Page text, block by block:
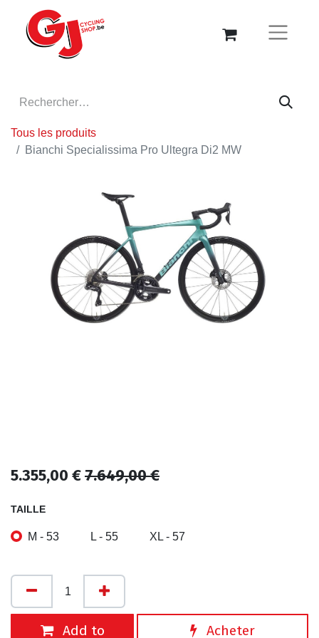
Tous les produits
Bianchi Specialissima Pro Ultegra Di2 MW
5.355,00 €7.649,00€
TAILLE
M - 53 L - 55 XL - 57
Add to Acheter